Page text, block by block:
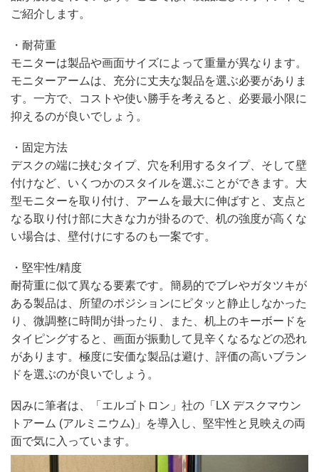
ご紹介します。
・耐荷重
モニターは製品や画面サイズによって重量が異なります。
モニターアームは、充分に丈夫な製品を選ぶ必要がありま
す。一方で、コストや使い勝手を考えると、必要最小限に
抑えるのが良いでしょう。
・固定方法
デスクの端に挟むタイプ、穴を利用するタイプ、そして壁
付けなど、いくつかのスタイルを選ぶことができます。大
型モニターを取り付け、アームを最大に伸ばすと、支点と
なる取り付け部に大きな力が掛るので、机の強度が高くな
い場合は、壁付けにするのも一案です。
・堅牢性/精度
耐荷重に似て異なる要素です。簡易的でブレやガタツキが
ある製品は、所望のポジションにピタッと静止しなかった
り、微調整に時間が掛ったり、また、机上のキーボードを
タイピングすると、画面が振動して見辛くなるなどの恐れ
があります。極度に安価な製品は避け、評価の高いブラン
ドを選ぶのが良いでしょう。
因みに筆者は、「エルゴトロン」社の「LX デスクマウン
トアーム (アルミニウム)」を導入し、堅牢性と見映えの両
面で気に入っています。